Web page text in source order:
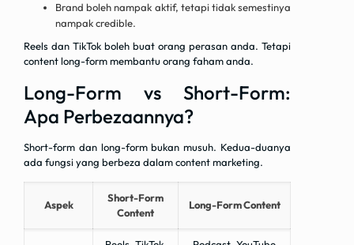
Brand boleh nampak aktif, tetapi tidak semestinya
nampak credible.
Reels dan TikTok boleh buat orang perasan anda. Tetapi
content long-form membantu orang faham anda.
Long-Form vs Short-Form:
Apa Perbezaannya?
Short-form dan long-form bukan musuh. Kedua-duanya
ada fungsi yang berbeza dalam content marketing.
Aspek
Short-Form
Content
Long-Form Content